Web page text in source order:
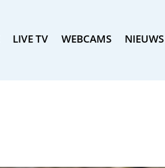
LIVE TV WEBCAMS NIEUWS